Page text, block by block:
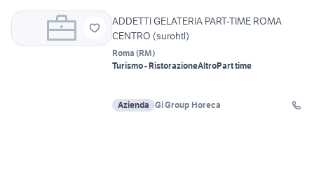
ADDETTI GELATERIA PART-TIME ROMA
CENTRO (surohtl)
Roma (RM)
Turismo - RistorazioneAltroPart time
Azienda Gi Group Horeca